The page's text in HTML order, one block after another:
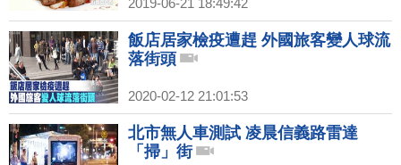
2019-06-21 18:49:42
飯店居家檢疫遭趕 外國旅客變人球流
落街頭
2020-02-12 21:01:53
北市無人車測試 凌晨信義路雷達
「掃」街